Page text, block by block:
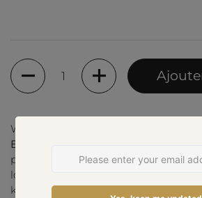
Quantité
Waarom kiezen als je kunt
BANDITZ Combo’s
perfect op elkaar afgestemde
look eindeloos variëren: draag ze los,
kleuren in je haar of stapel ze als